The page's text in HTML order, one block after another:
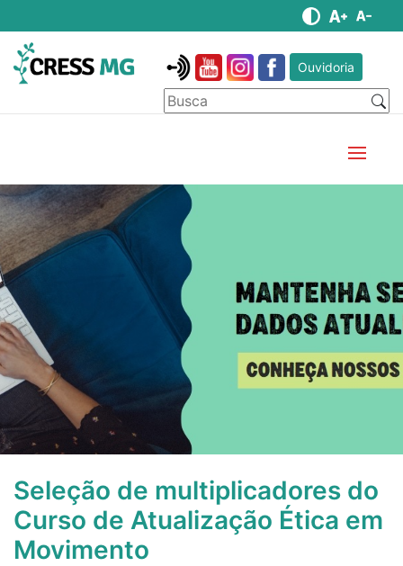
Ouvidoria
Seleção de multiplicadores do
Curso de Atualização Ética em
Movimento